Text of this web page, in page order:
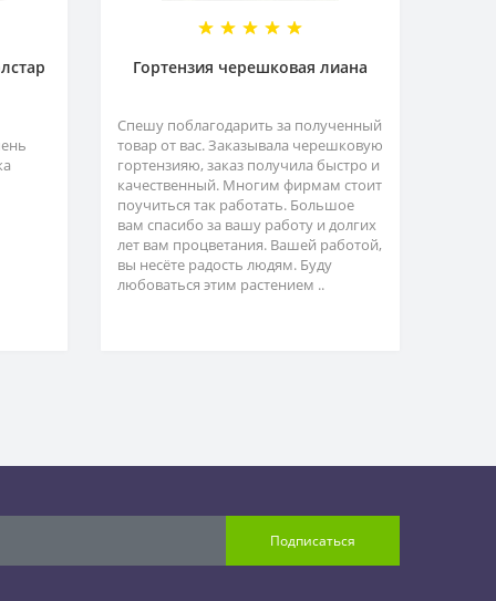
Гортензия черешковая лиана
Спешу поблагодарить за полученный
товар от вас. Заказывала черешковую
гортензияю, заказ получила быстро и
качественный. Многим фирмам стоит
поучиться так работать. Большое
вам спасибо за вашу работу и долгих
лет вам процветания. Вашей работой,
вы несёте радость людям. Буду
любоваться этим растением ..
Подписаться